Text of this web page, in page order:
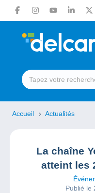
Accueil Actualités
La chaîne
atteint les
Publié le